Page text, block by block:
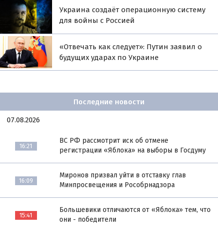
Украина создаёт операционную систему
для войны с Россией
«Отвечать как следует»: Путин заявил о
будущих ударах по Украине
Последние новости
07.08.2026
16:21
ВС РФ рассмотрит иск об отмене
регистрации «Яблока» на выборы в Госдуму
16:09
Миронов призвал уйти в отставку глав
Минпросвещения и Рособрнадзора
15:41
Большевики отличаются от «Яблока» тем, что
они - победители